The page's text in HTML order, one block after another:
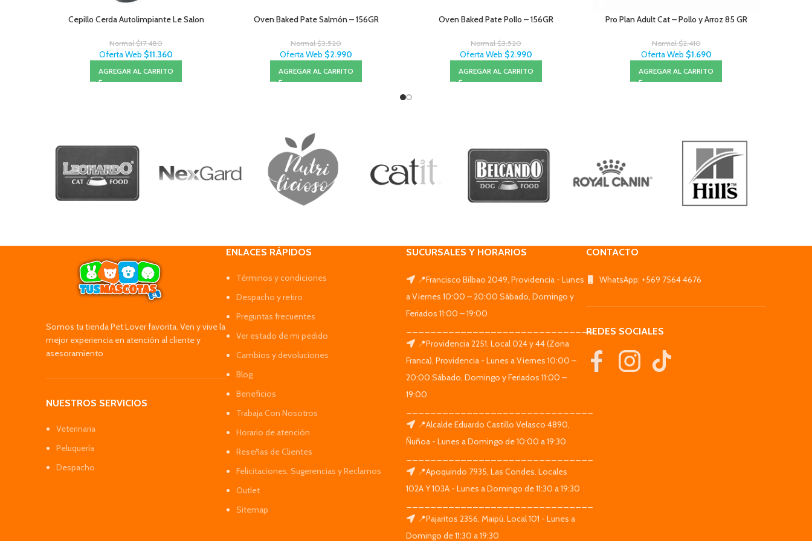
Cepillo Cerda Autolimpiante Le Salon
Normal$17.480
Oferta Web $11.360
AGREGAR AL CARRITO
Oven Baked Pate Salmón – 156GR
Normal$3.520
Oferta Web $2.990
AGREGAR AL CARRITO
Oven Baked Pate Pollo – 156GR
Normal$3.520
Oferta Web $2.990
AGREGAR AL CARRITO
Pro Plan Adult Cat – Pollo y Arroz 85 GR
Normal$2.410
Oferta Web $1.690
AGREGAR AL CARRITO
Somos tu tienda Pet Lover favorita. Ven y vive la
mejor experiencia en atención al cliente y
asesoramiento
NUESTROS SERVICIOS
Veterinaria
Peluquería
Despacho
ENLACES RÁPIDOS
Términos y condiciones
Despacho y retiro
Preguntas frecuentes
Ver estado de mi pedido
Cambios y devoluciones
Blog
Beneficios
Trabaja Con Nosotros
Horario de atención
Reseñas de Clientes
Felicitaciones, Sugerencias y Reclamos
Outlet
Sitemap
SUCURSALES Y HORARIOS
📍Francisco Bilbao 2049, Providencia - Lunes
a Viernes 10:00 – 20:00 Sábado, Domingo y
Feriados 11:00 – 19:00
_______________________________
📍Providencia 2251. Local 024 y 44 (Zona
Franca), Providencia - Lunes a Viernes 10:00 –
20:00 Sábado, Domingo y Feriados 11:00 –
19:00
📍Alcalde Eduardo Castillo Velasco 4890,
Ñuñoa - Lunes a Domingo de 10:00 a 19:30
📍Apoquindo 7935, Las Condes. Locales
102A Y 103A - Lunes a Domingo de 11:30 a 19:30
📍Pajaritos 2356, Maipú. Local 101 - Lunes a
Domingo de 11:30 a 19:30
CONTACTO
WhatsApp: +569 7564 4676
REDES SOCIALES